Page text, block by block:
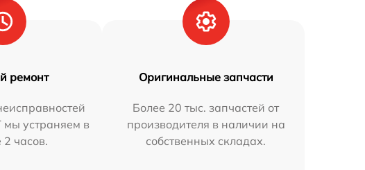
ремонт
мы устраняем в
2 часов.
Оригинальные запчасти
Более 20 тыс. запчастей от
производителя в наличии на
собственных складах.